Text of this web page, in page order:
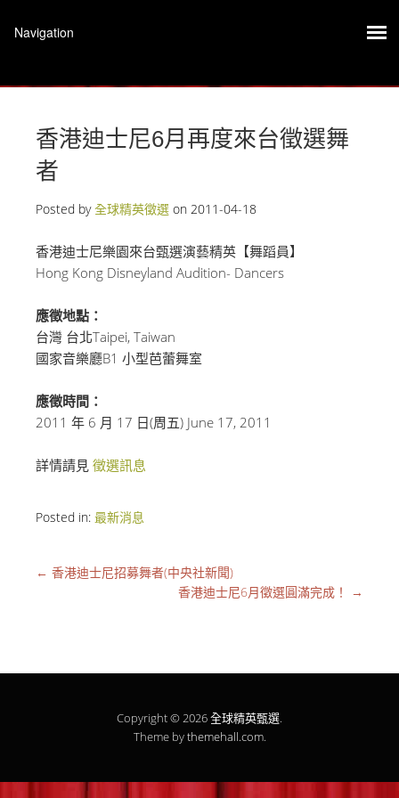
香港迪士尼6月再度來台徵選舞
者
Posted by全球精英徵選 on 2011-04-18
香港迪士尼樂園來台甄選演藝精英【舞蹈員】
Hong Kong Disneyland Audition- Dancers
應徵地點：
台灣 台北Taipei, Taiwan
國家音樂廳B1 小型芭蕾舞室
應徵時間：
2011 年 6 月 17 日(周五) June 17, 2011
詳情請見 徵選訊息
Posted in: 最新消息
← 香港迪士尼招募舞者(中央社新聞)
香港迪士尼6月徵選圓滿完成！
→
Copyright © 2026全球精英甄選.
Theme bythemehall.com.